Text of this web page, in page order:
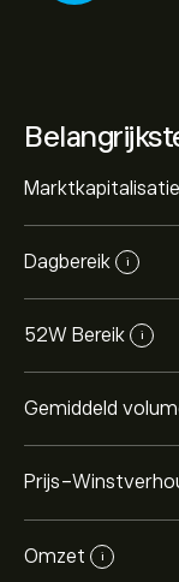
Marktkapitalisatie
Dagbereik i
52W Bereik i
Gemiddeld
Prijs-
Omzet i